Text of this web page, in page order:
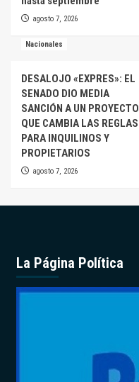
agosto 7, 2026
Nacionales
DESALOJO «EXPRES»: EL
SENADO DIO MEDIA
SANCIÓN A UN PROYECTO
QUE CAMBIA LAS REGLAS
PARA INQUILINOS Y
PROPIETARIOS
agosto 7, 2026
La Página Política